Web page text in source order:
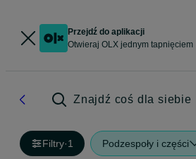
Przejdź do aplikacji
Otwieraj OLX jednym tapnięciem
Znajdź coś dla siebie
Filtry·1 Podzespoły i części